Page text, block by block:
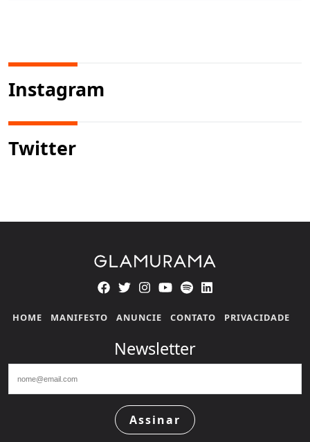
Instagram
Twitter
HOME MANIFESTO ANUNCIE CONTATO PRIVACIDADE
Newsletter